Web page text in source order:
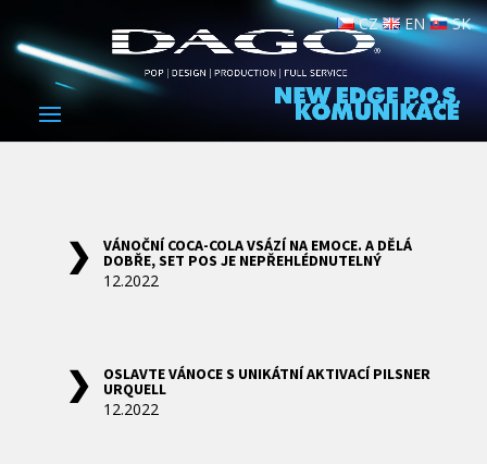
CZ EN SK
VÁNOČNÍ COCA-COLA VSÁZÍ NA EMOCE. A DĚLÁ
DOBŘE, SET POS JE NEPŘEHLÉDNUTELNÝ
12.2022
OSLAVTE VÁNOCE S UNIKÁTNÍ AKTIVACÍ PILSNER
URQUELL
12.2022